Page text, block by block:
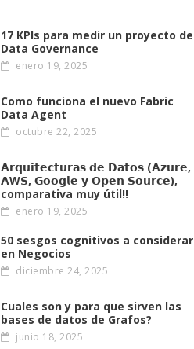
17 KPIs para medir un proyecto de
Data Governance
enero 19, 2025
Como funciona el nuevo Fabric
Data Agent
octubre 22, 2025
𝗔𝗿𝗾𝘂𝗶𝘁𝗲𝗰𝘁𝘂𝗿𝗮𝘀 𝗱𝗲 𝗗𝗮𝘁𝗼𝘀 (𝗔𝘇𝘂𝗿𝗲,
𝗔W𝗦, 𝗚𝗼𝗼𝗴𝗹𝗲 𝘆 𝗢𝗽𝗲𝗻 𝗦𝗼𝘂𝗿𝗰𝗲),
comparativa muy útil!!
enero 19, 2025
50 sesgos cognitivos a considerar
en Negocios
diciembre 24, 2025
Cuales son y para que sirven las
bases de datos de Grafos?
junio 18, 2025